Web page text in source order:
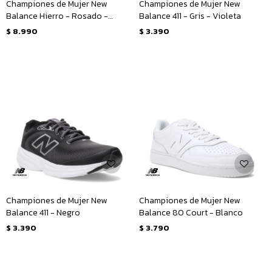
Championes de Mujer New
Balance Hierro - Rosado -
Amarillo Mostaza
$ 8.990
Championes de Mujer New
Balance 411 - Gris - Violeta
$ 3.390
Championes de Mujer New
Balance 411 - Negro
$ 3.390
Championes de Mujer New
Balance 80 Court - Blanco
$ 3.790